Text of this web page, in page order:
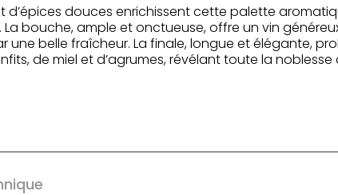
d’épices douces enrichissent cette palette
La bouche, ample et onctueuse, offre un vin
une belle fraîcheur. La finale, longue et élégante,
de miel et d’agrumes, révélant toute la